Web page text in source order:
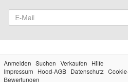
Anmelden Suchen Verkaufen
Hilfe
Impressum
Hood-AGB Datenschutz
Bewertungen